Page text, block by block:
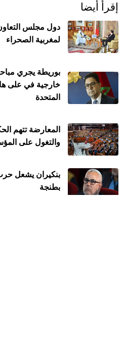
إقرأ أيضا
دول مجلس
لمغربية الصحراء
بوريطة يجري
خارجية في على
المتحدة
المعارضة تتهم
والتغول على
بنكيران يشعل
بطنجة